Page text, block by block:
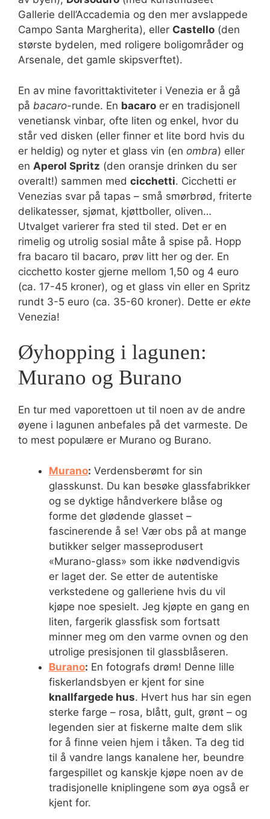
Gallerie dell’Accademia og den mer avslappede
Campo Santa Margherita), eller Castello (den
største bydelen, med roligere boligområder og
Arsenale, det gamle skipsverftet).
En av mine favorittaktiviteter i Venezia er å gå
på bacaro-runde. En bacaro er en tradisjonell
venetiansk vinbar, ofte liten og enkel, hvor du
står ved disken (eller finner et lite bord hvis du
er heldig) og nyter et glass vin (en ombra) eller
en Aperol Spritz (den oransje drinken du ser
overalt!) sammen med cicchetti. Cicchetti er
Venezias svar på tapas – små smørbrød, friterte
delikatesser, sjømat, kjøttboller, oliven…
Utvalget varierer fra sted til sted. Det er en
rimelig og utrolig sosial måte å spise på. Hopp
fra bacaro til bacaro, prøv litt her og der. En
cicchetto koster gjerne mellom 1,50 og 4 euro
(ca. 17-45 kroner), og et glass vin eller en Spritz
rundt 3-5 euro (ca. 35-60 kroner). Dette er ekte
Venezia!
Øyhopping i lagunen:
Murano og Burano
En tur med vaporettoen ut til noen av de andre
øyene i lagunen anbefales på det varmeste. De
to mest populære er Murano og Burano.
Murano: Verdensberømt for sin
glasskunst. Du kan besøke glassfabrikker
og se dyktige håndverkere blåse og
forme det glødende glasset –
fascinerende å se! Vær obs på at mange
butikker selger masseprodusert
«Murano-glass» som ikke nødvendigvis
er laget der. Se etter de autentiske
verkstedene og galleriene hvis du vil
kjøpe noe spesielt. Jeg kjøpte en gang en
liten, fargerik glassfisk som fortsatt
minner meg om den varme ovnen og den
utrolige presisjonen til glassblåseren.
Burano: En fotografs drøm! Denne lille
fiskerlandsbyen er kjent for sine
knallfargede hus. Hvert hus har sin egen
sterke farge – rosa, blått, gult, grønt – og
legenden sier at fiskerne malte dem slik
for å finne veien hjem i tåken. Ta deg tid
til å vandre langs kanalene her, beundre
fargespillet og kanskje kjøpe noen av de
tradisjonelle kniplingene som øya også er
kjent for.